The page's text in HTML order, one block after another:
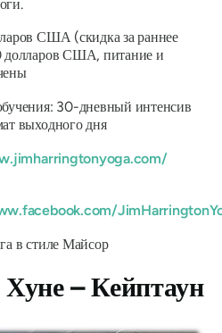
США (скидка за раннее
долларов США, питание и
30-дневный интенсив
выходного дня
в стиле Майсор
– Кейптаун